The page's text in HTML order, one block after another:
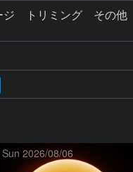
　トリミング　その他
Sun 2026/08/06